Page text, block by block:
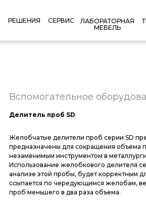
РЕШЕНИЯ СЕРВИС
ЛАБОРАТОРНАЯ
МЕБЕЛЬ
Желобчатые делители проб серии SD
предназначены для сокращения объема
незаменимым инструментом в
Использование желобкового делителя
анализе этой пробы, будет корректным
ссыпается по чередующимся желобам,
проб меньшего в два раза объема.
Делитель проб SD
Вспомогательное